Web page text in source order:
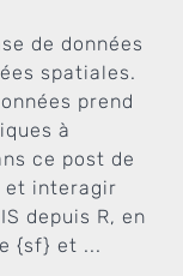
de données
spatiales.
prend
à
ce post de
et interagir
depuis R, en
{sf} et ...